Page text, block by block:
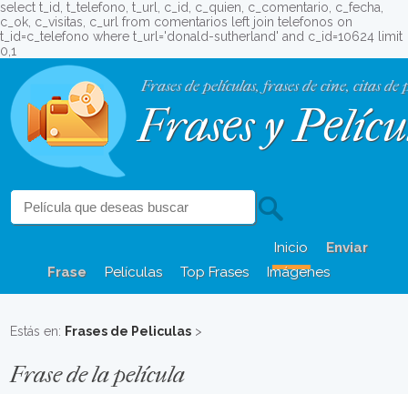
select t_id, t_telefono, t_url, c_id, c_quien, c_comentario, c_fecha,
c_ok, c_visitas, c_url from comentarios left join telefonos on
t_id=c_telefono where t_url='donald-sutherland' and c_id=10624 limit
0,1
Frases de películas, frases de cine, citas de
Frases y
Inicio
Enviar
Frase
Películas Top Frases Imágenes
Estás en: Frases de Peliculas >
Frase de la película